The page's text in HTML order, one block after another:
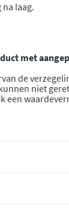
laag.
met
de
niet
een